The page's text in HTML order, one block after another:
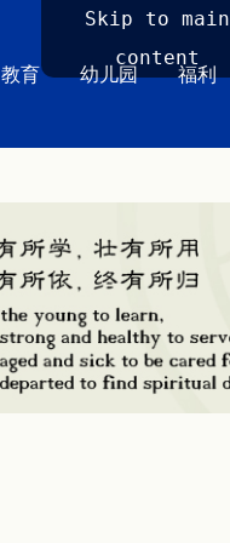
Skip to main
content
教育 幼儿园 福利